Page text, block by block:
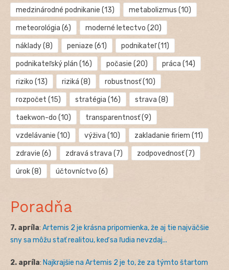
medzinárodné podnikanie (13) metabolizmus (10)
meteorológia (6) moderné letectvo (20)
náklady(8) peniaze (61) podnikateľ(11)
podnikateľský plán (16) počasie (20) práca (14)
riziko (13) riziká (8) robustnosť(10)
rozpočet (15) stratégia (16) strava (8)
taekwon-do (10) transparentnosť(9)
vzdelávanie (10) výživa (10) zakladanie firiem (11)
zdravie (6) zdravá strava (7) zodpovednosť(7)
úrok(8) účtovníctvo (6)
Poradňa
7. apríla: Artemis 2 je krásna pripomienka, že aj tie najväčšie
sny sa môžu stať realitou, keď sa ľudia nevzdaj...
2. apríla: Najkrajšie na Artemis 2 je to, že za týmto štartom